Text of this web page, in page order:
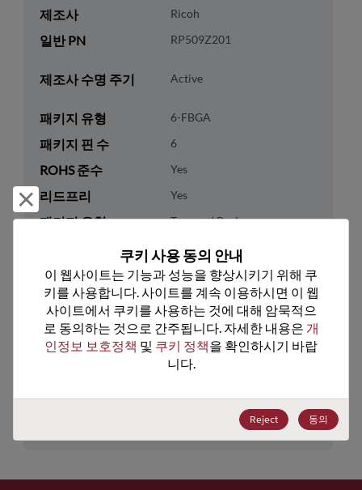
제조사 Ricoh
일반 PN RP509Z201
제조사 수명 주기 Active
패키지 유형 6-FBGA
패키지 핀 수 6
ROHS 준수 Yes
리드프리 Yes
패키지 유형 Tape and Reel
0
기술 카테고리 Analog & Mixed Signal
기술 하위 카테고리 Power Management
기술 그룹
V-
Converters/Inverters/Modules
거부 및 닫기
쿠키 사용 동의 안내
이 웹사이트는 기능과 성능을 향상시키기 위해 쿠
키를 사용합니다. 사이트를 계속 이용하시면 이 웹
사이트에서 쿠키를 사용하는 것에 대해 암묵적으
로 동의하는 것으로 간주됩니다. 자세한 내용은 개
인정보 보호정책 및 쿠키 정책을 확인하시기 바랍
니다.
Reject 동의